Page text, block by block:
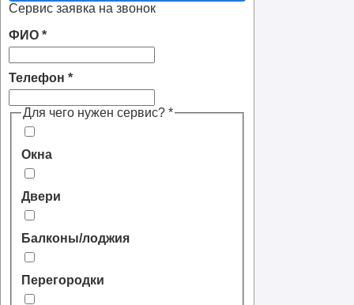
Сервис заявка на звонок
ФИО *
Телефон *
Для чего нужен сервис? *
Окна
Двери
Балконы/лоджия
Перегородки